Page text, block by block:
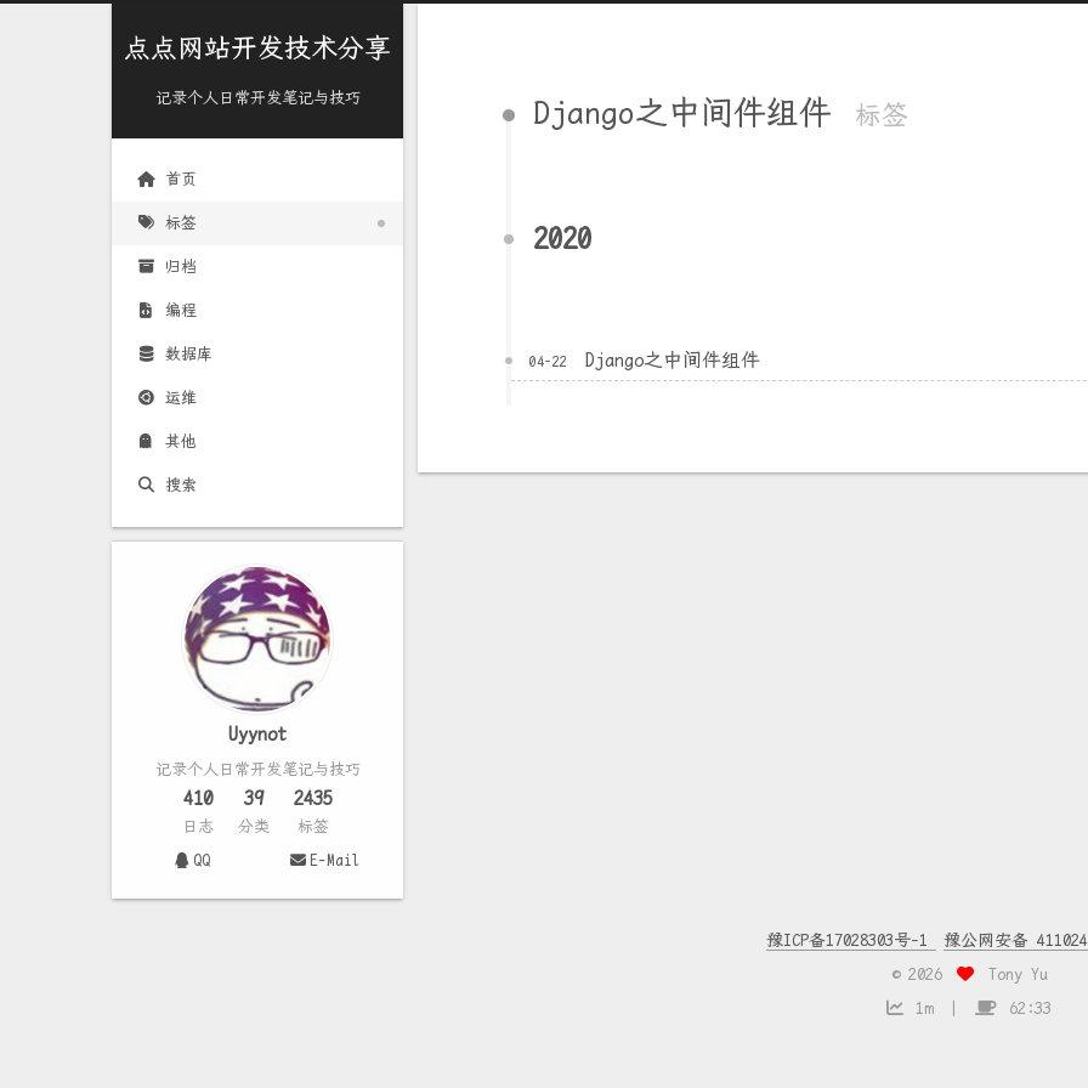
点点网站开发技术分享
记录个人日常开发笔记与技巧
首页
标签
归档
编程
数据库
运维
其他
搜索
Uyynot
记录个人日常开发笔记与技巧
410
日志
39
分类
2435
标签
QQ
E-Mail
Django之中间件组件 标签
2020
04-22 Django之中间件组件
豫ICP备17028303号-1
豫公网安备
© 2026
Tony Yu
1m
62:33